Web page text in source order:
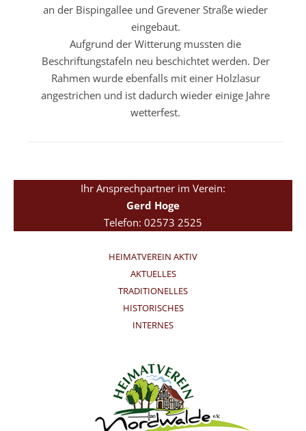
an der Bispingallee und Grevener Straße wieder
eingebaut.
Aufgrund der Witterung mussten die
Beschriftungstafeln neu beschichtet werden. Der
Rahmen wurde ebenfalls mit einer Holzlasur
angestrichen und ist dadurch wieder einige Jahre
wetterfest.
Ihr Ansprechpartner im Verein:
Gerd Hoge
Telefon: 02573 2525
HEIMATVEREIN AKTIV
AKTUELLES
TRADITIONELLES
HISTORISCHES
INTERNES